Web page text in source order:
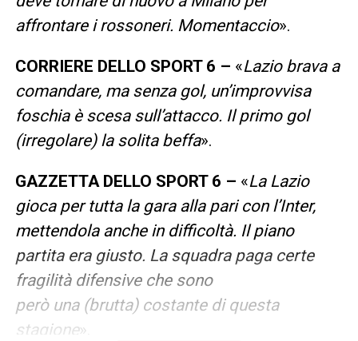
affrontare i rossoneri. Momentaccio».
CORRIERE DELLO SPORT 6 – «Lazio brava a
comandare, ma senza gol, un’improvvisa
foschia è scesa sull’attacco. Il primo gol
(irregolare) la solita beffa».
GAZZETTA DELLO SPORT 6 – «La Lazio
gioca per tutta la gara alla pari con l’Inter,
mettendola anche in difficoltà. Il piano
partita era giusto. La squadra paga certe
fragilità difensive che sono
però una (brutta) costante di questa
stagione».